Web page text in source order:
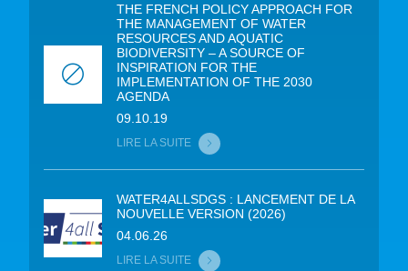
THE FRENCH POLICY APPROACH FOR
THE MANAGEMENT OF WATER
RESOURCES AND AQUATIC
BIODIVERSITY – A SOURCE OF
INSPIRATION FOR THE
IMPLEMENTATION OF THE 2030
AGENDA
09.10.19
LIRE LA SUITE
WATER4ALLSDGS : LANCEMENT DE LA
NOUVELLE VERSION (2026)
04.06.26
LIRE LA SUITE